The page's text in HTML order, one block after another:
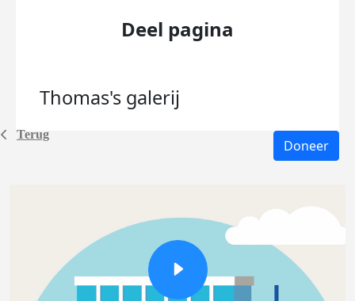
Terug
Deel pagina
Thomas's galerij
Doneer